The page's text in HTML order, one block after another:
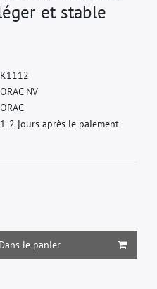
et stable
K1112
ORAC NV
ORAC
1-2 jours après le paiement
Dans le panier